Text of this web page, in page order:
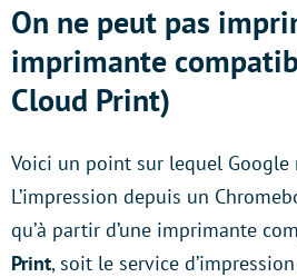
On ne peut pas
imprimante
Cloud Print)
Voici un point sur lequel Google
L’impression depuis un
qu’à partir d’une imprimante
Print, soit le service